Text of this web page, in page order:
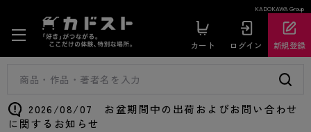
KADOKAWA Group
カート ログイン 新規登録
2026/08/07 お盆期間中の出荷およびお問い合わせ
に関するお知らせ